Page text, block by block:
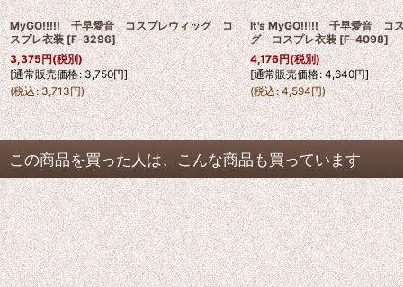
MyGO!!!!! 千早愛音 コスプレウィッグ コ
スプレ衣装 [F-3296]
3,375円(税別)
[通常販売価格: 3,750円]
(税込: 3,713円)
It's MyGO!!!!! 千早愛音 コス
グ コスプレ衣装 [F-4098]
4,176円(税別)
[通常販売価格: 4,640円]
(税込: 4,594円)
この商品を買った人は、こんな商品も買っています